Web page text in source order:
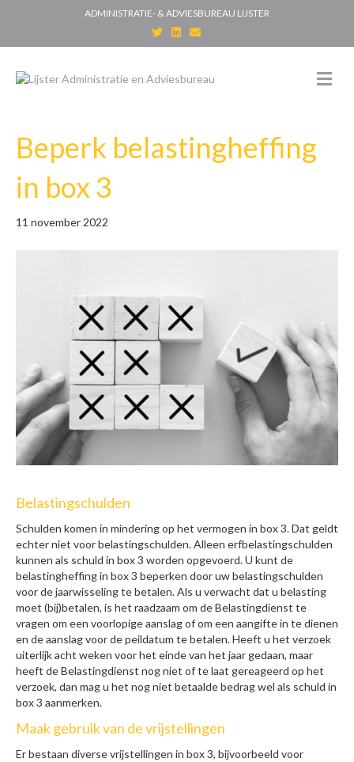
ADMINISTRATIE- & ADVIESBUREAU LIJSTER
T
w
i
e
n
d
E
m
a
M
e
Beperk belastingheffing
in box 3
11 november 2022
Belastingschulden
Schulden komen in mindering op het vermogen in box 3. Dat geldt
echter niet voor belastingschulden. Alleen erfbelastingschulden
kunnen als schuld in box 3 worden opgevoerd. U kunt de
belastingheffing in box 3 beperken door uw belastingschulden
voor de jaarwisseling te betalen. Als u verwacht dat u belasting
moet (bij)betalen, is het raadzaam om de Belastingdienst te
vragen om een voorlopige aanslag of om een aangifte in te dienen
en de aanslag voor de peildatum te betalen. Heeft u het verzoek
uiterlijk acht weken voor het einde van het jaar gedaan, maar
heeft de Belastingdienst nog niet of te laat gereageerd op het
verzoek, dan mag u het nog niet betaalde bedrag wel als schuld in
box 3 aanmerken.
Maak gebruik van de vrijstellingen
Er bestaan diverse vrijstellingen in box 3, bijvoorbeeld voor